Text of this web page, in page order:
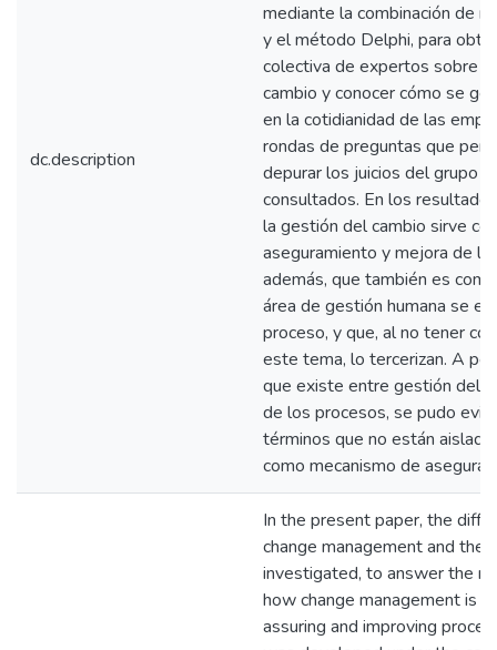
dc.description
mediante la combinación de
y el método Delphi, para
colectiva de expertos sobre
cambio y conocer cómo se
en la cotidianidad de las
rondas de preguntas que
depurar los juicios del grupo
consultados. En los
la gestión del cambio sirve
aseguramiento y mejora de
además, que también es
área de gestión humana se
proceso, y que, al no tener
este tema, lo tercerizan. A
que existe entre gestión del
de los procesos, se pudo
términos que no están
como mecanismo de
In the present paper, the
change management and
investigated, to answer the
how change management is a
assuring and improving